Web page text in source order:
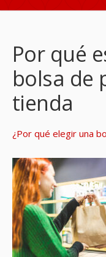
Por qué
bolsa de
tienda
¿Por qué elegir una